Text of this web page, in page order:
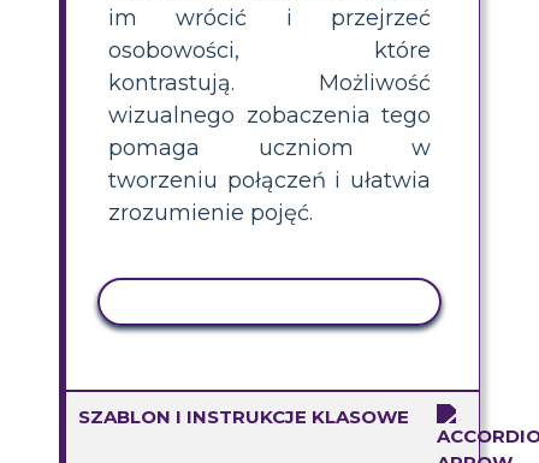
im wrócić i przejrzeć
osobowości, które
kontrastują. Możliwość
wizualnego zobaczenia tego
pomaga uczniom w
tworzeniu połączeń i ułatwia
zrozumienie pojęć.
SZABLON I INSTRUKCJE KLASOWE